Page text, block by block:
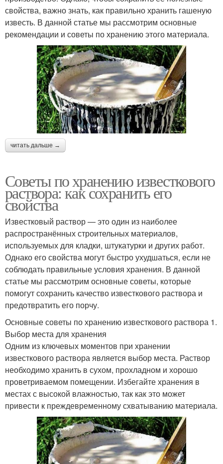
свойства, важно знать, как правильно хранить гашеную
известь. В данной статье мы рассмотрим основные
рекомендации и советы по хранению этого материала.
читать дальше →
Советы по хранению известкового
раствора: как сохранить его
свойства
Известковый раствор — это один из наиболее
распространённых строительных материалов,
используемых для кладки, штукатурки и других работ.
Однако его свойства могут быстро ухудшаться, если не
соблюдать правильные условия хранения. В данной
статье мы рассмотрим основные советы, которые
помогут сохранить качество известкового раствора и
предотвратить его порчу.
Основные советы по хранению известкового раствора 1.
Выбор места для хранения
Одним из ключевых моментов при хранении
известкового раствора является выбор места. Раствор
необходимо хранить в сухом, прохладном и хорошо
проветриваемом помещении. Избегайте хранения в
местах с высокой влажностью, так как это может
привести к преждевременному схватыванию материала.